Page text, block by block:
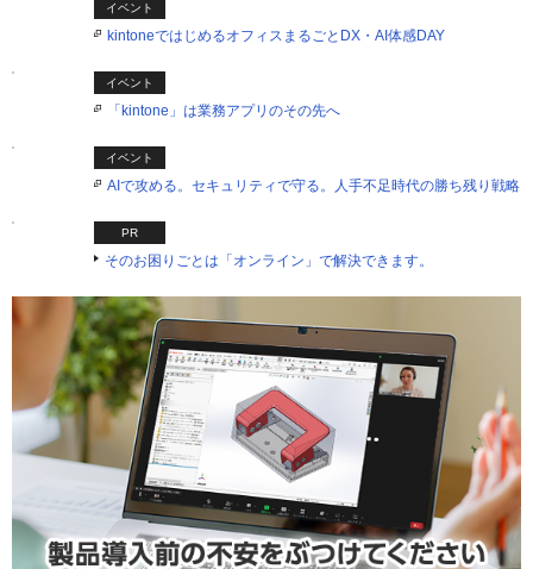
イベント
kintoneではじめるオフィスまるごとDX・AI体感DAY
イベント
「kintone」は業務アプリのその先へ
イベント
AIで攻める。セキュリティで守る。人手不足時代の勝ち残り戦略
PR
そのお困りごとは「オンライン」で解決できます。